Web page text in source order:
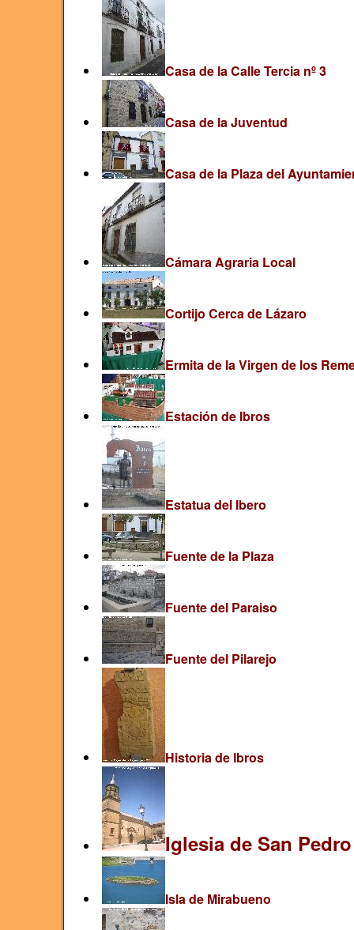
Casa de la Calle Tercia nº 3
Casa de la Juventud
Casa de la Plaza del
Cámara Agraria Local
Cortijo Cerca de Lázaro
Ermita de la Virgen de los
Estación de Ibros
Estatua del Ibero
Fuente de la Plaza
Fuente del Paraiso
Fuente del Pilarejo
Historia de Ibros
Iglesia de San
Isla de Mirabueno